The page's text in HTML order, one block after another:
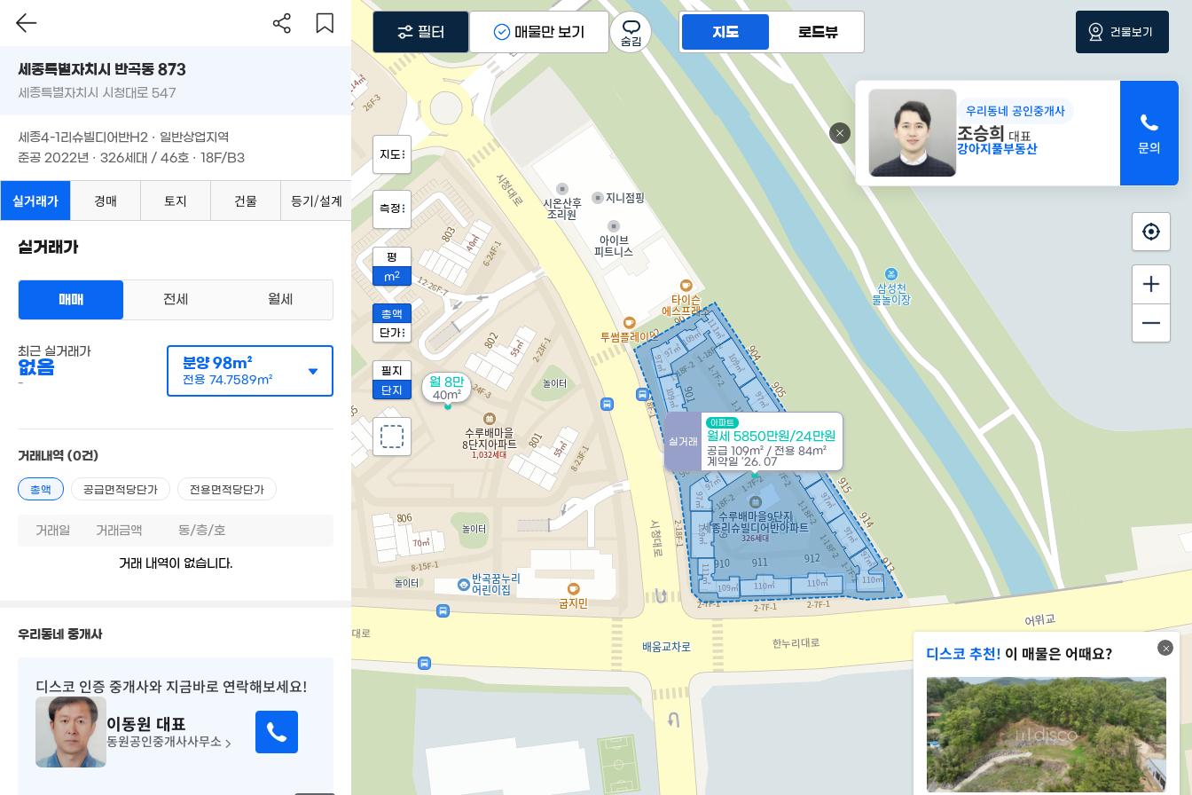
실거래
아파트
월세 5850만원/24만원
공급 109m² / 전용 84m²
계약일 '26. 07
월 8만
40m²
디스코 추천! 이 매물은 어때요?
우리동네 공인중개사
조승희 대표
강아지풀부동산
지도 로드뷰
지도
측정
평
m2
총액
단가
필지
단지
필터 매물만 보기 건물보기
세종특별자치시 반곡동 873
세종특별자치시 시청대로 547
세종4-1리슈빌디어반H2 · 일반상업지역
준공 2022년 · 326세대 / 46호 · 18F/B3
실거래가 경매 토지 건물 등기/설계
실거래가
매매 전세 월세
최근 실거래가
없음
-
분양98m²
전용 74.7589m²
거래내역 (0건)
총액 공급면적당단가 전용면적당단가
거래일 거래금액 동/층/호
거래 내역이 없습니다.
우리동네 중개사
디스코 인증 중개사와 지금바로 연락해보세요!
이동원 대표
동원공인중개사사무소